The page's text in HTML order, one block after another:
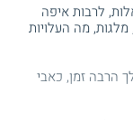
לרבות איפה
מה העלויות
הרבה זמן, כאבי